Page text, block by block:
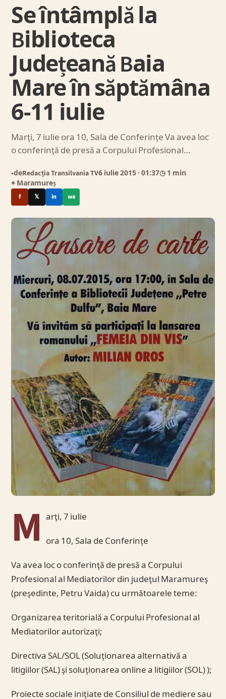
Se întâmplă la
Biblioteca
Județeană Baia
Mare în săptămâna
6-11 iulie
Marţi, 7 iulie ora 10, Sala de Conferinţe Va avea loc
o conferinţă de presă a Corpului Profesional…
●deRedacția Transilvania TV6 iulie 2015 · 01:37◷ 1 min
⌖ Maramureș
f 𝕏 in wa
M arţi, 7 iulie
ora 10, Sala de Conferinţe
Va avea loc o conferinţă de presă a Corpului
Profesional al Mediatorilor din judeţul Maramureş
(preşedinte, Petru Vaida) cu următoarele teme:
Organizarea teritorială a Corpului Profesional al
Mediatorilor autorizaţi;
Directiva SAL/SOL (Soluţionarea alternativă a
litigiilor (SAL) şi soluţionarea online a litigiilor (SOL) );
Proiecte sociale iniţiate de Consiliul de mediere sau